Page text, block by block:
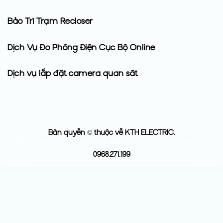
Bảo Trì Trạm Recloser
Dịch Vụ Đo Phóng Điện Cục Bộ Online
Dịch vụ lắp đặt camera quan sát
Bản quyền © thuộc về KTH ELECTRIC.
0968.271.199